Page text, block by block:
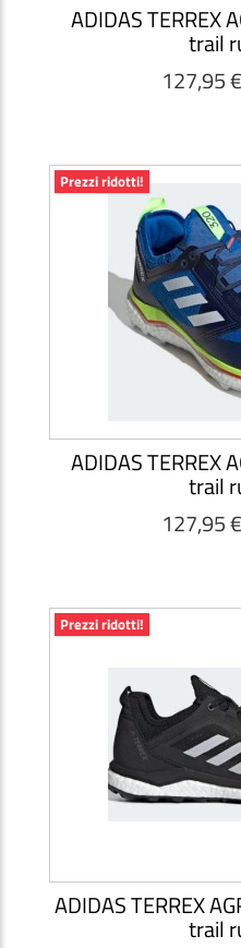
ADIDAS TERREX
trail
127,95 €
Prezzi ridotti!
ADIDAS TERREX
trail
127,95 €
Prezzi ridotti!
ADIDAS TERREX
trail